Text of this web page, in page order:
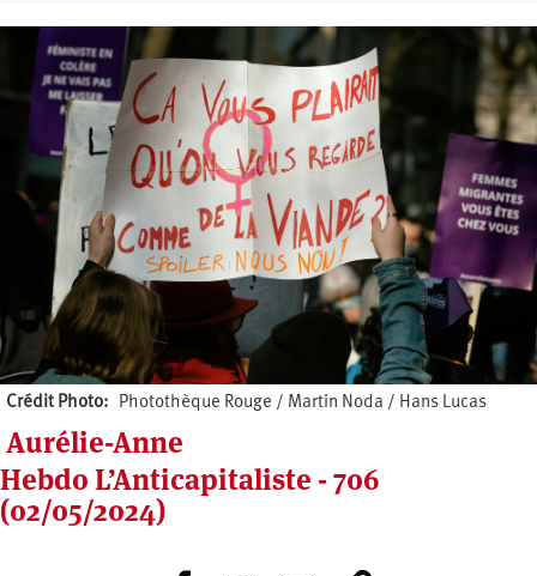
Crédit Photo Photothèque Rouge / Martin Noda / Hans Lucas
Aurélie-Anne
Hebdo L’Anticapitaliste - 706
(02/05/2024)